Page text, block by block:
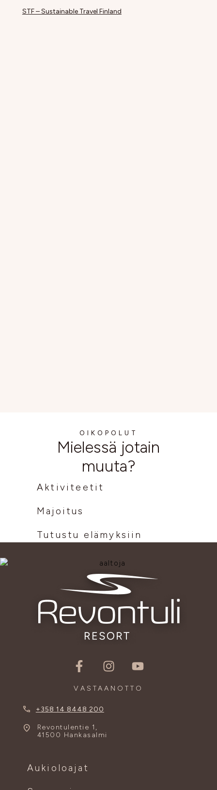
STF – Sustainable Travel Finland
OIKOPOLUT
Mielessä jotain
muuta?
Aktiviteetit
Majoitus
Tutustu elämyksiin
VASTAANOTTO
+358 14 8448 200
Revontulentie 1,
41500 Hankasalmi
Aukioloajat